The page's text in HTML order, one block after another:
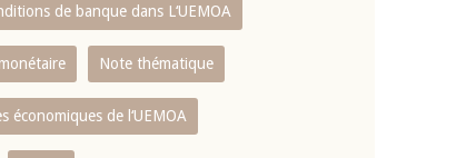
de banque dans L‘UEMOA
Note thématique
économiques de l‘UEMOA